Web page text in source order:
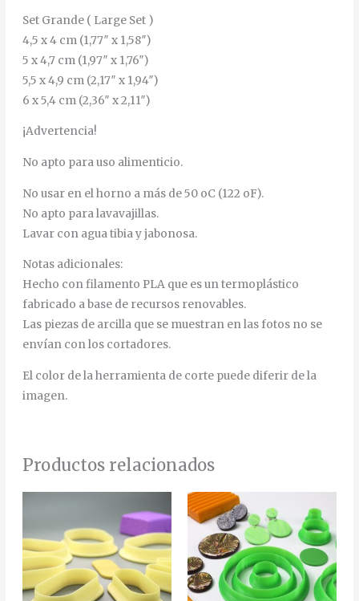
Set Grande ( Large Set )
4,5 x 4 cm (1,77″ x 1,58″)
5 x 4,7 cm (1,97″ x 1,76″)
5,5 x 4,9 cm (2,17″ x 1,94″)
6 x 5,4 cm (2,36″ x 2,11″)
¡Advertencia!
No apto para uso alimenticio.
No usar en el horno a más de 50 oC (122 oF).
No apto para lavavajillas.
Lavar con agua tibia y jabonosa.
Notas adicionales:
Hecho con filamento PLA que es un termoplástico
fabricado a base de recursos renovables.
Las piezas de arcilla que se muestran en las fotos no se
envían con los cortadores.
El color de la herramienta de corte puede diferir de la
imagen.
Productos relacionados